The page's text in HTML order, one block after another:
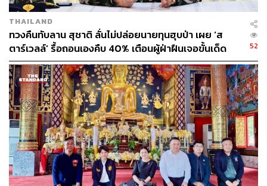
THAILAND
ทวงคืนทับลาน สุชาติ ลั่นไม่ปล่อยนายทุนฮุบป่า เผย ‘ส
ตาร์เวลล์’ รื้อถอนเองคืบ 40% เตือนผู้ฝ่าฝืนเจอขั้นเด็ด
ขาด
52